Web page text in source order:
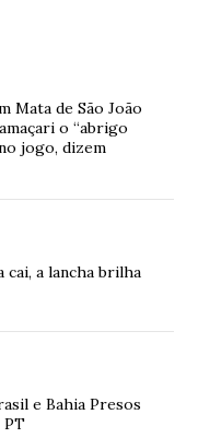
Mata de São João
o “abrigo
jogo, dizem
cai, a lancha brilha
e Bahia Presos
PT